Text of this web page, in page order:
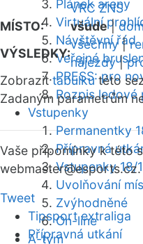
Plánek areny
Virtuální
Návštěvní řád
Veřejné
PRESS: pro
Rozpis ledové
Vstupenky
Permanentky
Přípravná
Vstupenky 18/
Uvolňování
Zvýhodněné
On-line
A-tým
VRC ZNS
MÍSTO:
všude|
VÝSLEDKY:
všechny|
nájezdy|
Zobrazittabulkutéto
Zadaným parametrům
Vaše připomínky k této
webmaster@esports.cz.
Tweet
Tipsport extraliga
Přípravná utkání